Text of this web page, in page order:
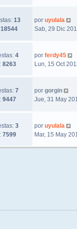
13
18544
por uyulala
Sab, 29 Dic
4
8263
por ferdy45
Lun, 15 Oct
7
9447
por gorgin
Jue, 31 May
3
7599
por uyulala
Mar, 15 May